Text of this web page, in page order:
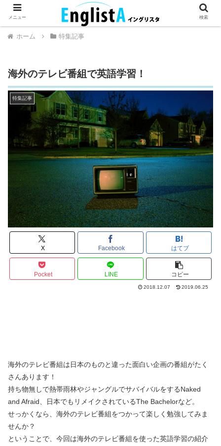
英語が話せるとちょっとハッピー。
ホーム 特集記事
海外のテレビ番組で英語学習！
特集記事
X Facebook はてブ
Pocket LINE コピー
2018.12.07 2019.06.25
海外のテレビ番組は日本のものと違った面白い企画の番組がたく
さんあります！
持ち物無しで熱帯雨林やジャングルでサバイバルをするNaked
and Afraid、日本でもリメイクされているThe Bachelorなど。
せっかくなら、海外のテレビ番組をつかって楽しく勉強してみま
せんか？
ということで、今回は海外のテレビ番組を使った英語学習の紹介
メニュー 検索